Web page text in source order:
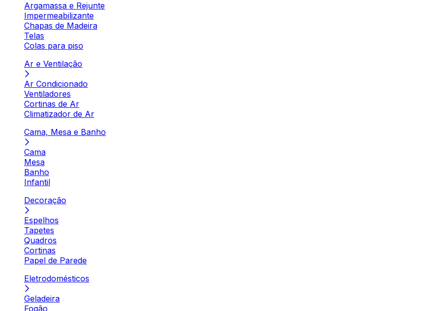
Argamassa e Rejunte
Impermeabilizante
Chapas de Madeira
Telas
Colas para piso
Ar e Ventilação
Ar Condicionado
Ventiladores
Cortinas de Ar
Climatizador de Ar
Cama, Mesa e Banho
Cama
Mesa
Banho
Infantil
Decoração
Espelhos
Tapetes
Quadros
Cortinas
Papel de Parede
Eletrodomésticos
Geladeira
Fogão